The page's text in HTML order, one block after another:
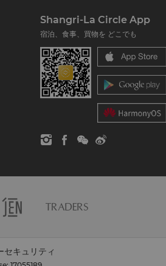
Shangri-La Circle App
宿泊、食事、買物を どこでも
セキュリティ